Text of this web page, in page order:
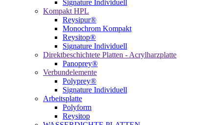
Signature Individuell
Kompakt HPL
Reysipur®
Monochrom Kompakt
Reysitop®
Signature Individuell
Direktbeschichtete Platten - Acrylharzplatte
Panoprey®
Verbundelemente
Polyprey®
Signature Individuell
Arbeitsplatte
Polyform
Reysitop